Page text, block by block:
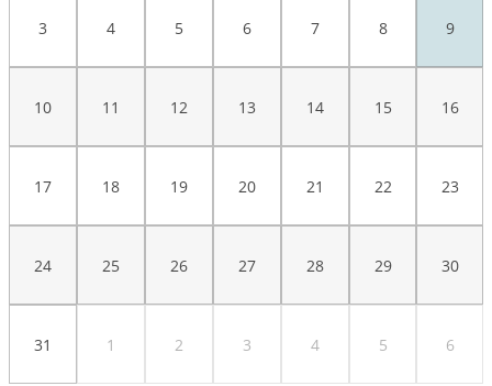
3 4 5 6 7 8 9
10 11 12 13 14 15 16
17 18 19 20 21 22 23
24 25 26 27 28 29 30
31 1 2 3 4 5 6